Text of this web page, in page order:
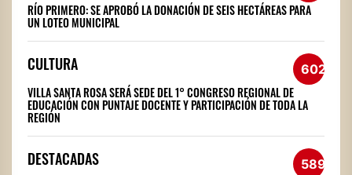
RÍO PRIMERO: SE APROBÓ LA DONACIÓN DE SEIS HECTÁREAS PARA
UN LOTEO MUNICIPAL
CULTURA 602
VILLA SANTA ROSA SERÁ SEDE DEL 1° CONGRESO REGIONAL DE
EDUCACIÓN CON PUNTAJE DOCENTE Y PARTICIPACIÓN DE TODA LA
REGIÓN
DESTACADAS 589